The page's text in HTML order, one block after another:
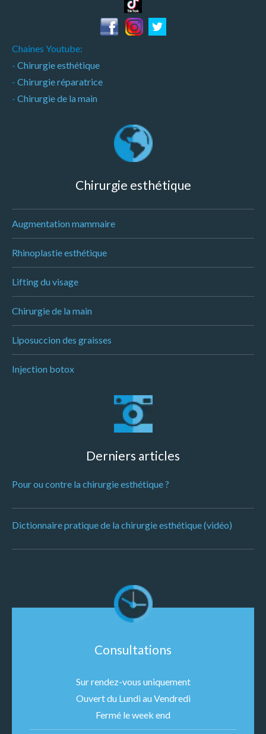
Chaines Youtube:
- Chirurgie esthétique
- Chirurgie réparatrice
- Chirurgie de la main
Chirurgie esthétique
Augmentation mammaire
Rhinoplastie esthétique
Lifting du visage
Chirurgie de la main
Liposuccion des graisses
Injection botox
Derniers articles
Pour ou contre la chirurgie esthétique ?
Dictionnaire pratique de la chirurgie esthétique (vidéo)
Consultations
Sur rendez-vous uniquement
Ouvert du Lundi au Vendredi
Fermé le week end